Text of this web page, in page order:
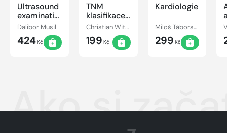
Ultrasound
examination
of the
lower limbs
Dalibor Musil
424Kč
TNM
klasifikace
zhoubných
novotvarů
Christian Wittekind, James D. Brierley, Mary K. Gospodarowicz
199 Kč
Kardiologie
Miloš Táborský, Josef Kautzner, Aleš Linhart
299 Kč
Ako si